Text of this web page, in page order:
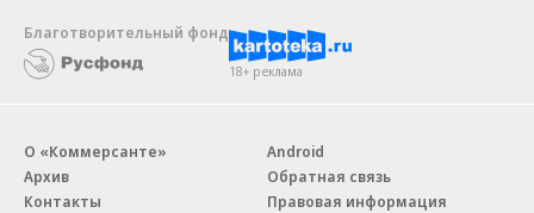
Благотворительный фонд
18+ реклама
О «Коммерсанте»
Архив
Контакты
Android
Обратная связь
Правовая информация